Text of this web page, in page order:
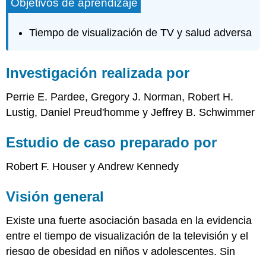
Objetivos de aprendizaje
Tiempo de visualización de TV y salud adversa
Investigación realizada por
Perrie E. Pardee, Gregory J. Norman, Robert H.
Lustig, Daniel Preud'homme y Jeffrey B. Schwimmer
Estudio de caso preparado por
Robert F. Houser y Andrew Kennedy
Visión general
Existe una fuerte asociación basada en la evidencia
entre el tiempo de visualización de la televisión y el
riesgo de obesidad en niños y adolescentes. Sin